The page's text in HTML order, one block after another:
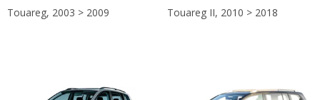
Touareg, 2003 > 2009 Touareg II, 2010 > 2018